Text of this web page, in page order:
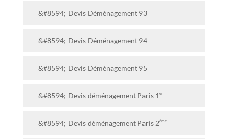
Devis Déménagement 93
Devis Déménagement 94
Devis Déménagement 95
Devis déménagement Paris 1 er
Devis déménagement Paris 2ème